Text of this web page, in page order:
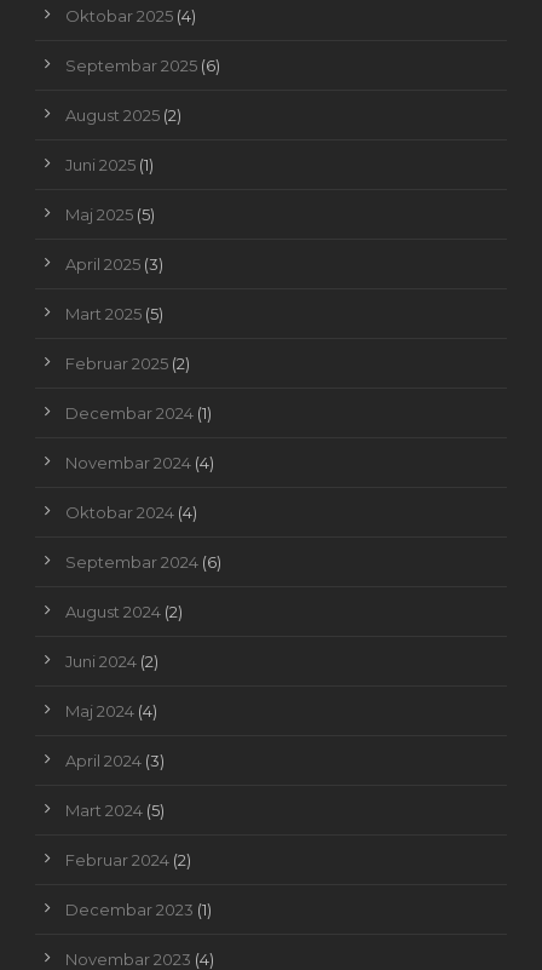
Oktobar 2025 (4)
Septembar 2025 (6)
August 2025 (2)
Juni 2025 (1)
Maj 2025 (5)
April 2025 (3)
Mart 2025 (5)
Februar 2025 (2)
Decembar 2024 (1)
Novembar 2024 (4)
Oktobar 2024 (4)
Septembar 2024 (6)
August 2024 (2)
Juni 2024 (2)
Maj 2024 (4)
April 2024 (3)
Mart 2024 (5)
Februar 2024 (2)
Decembar 2023 (1)
Novembar 2023 (4)